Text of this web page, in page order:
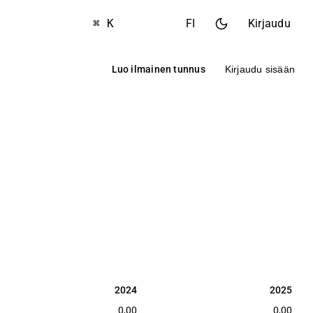
⌘ K FI Kirjaudu
Luo ilmainen tunnus Kirjaudu sisään
2024 2025
2024
2025
0,00
0,00